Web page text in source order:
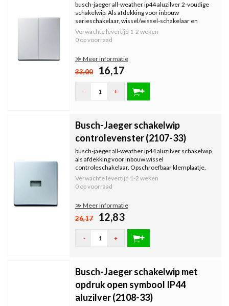
busch-jaeger all-weather ip44 aluzilver 2-voudige
schakelwip. Als afdekking voor inbouw
serieschakelaar, wissel/wissel-schakelaar en
dubbele impulsdrukkers.
Verwachte levertijd 1-2 weken
0 op voorraad
≫ Meer informatie
33,00 16,17
- +
Busch-Jaeger schakelwip
controlevenster (2107-33)
busch-jaeger all-weather ip44 aluzilver schakelwip
als afdekking voor inbouw wissel
controleschakelaar. Opschroefbaar klemplaatje.
Levering met afdichtingsring IP44.
Verwachte levertijd 1-2 weken
0 op voorraad
≫ Meer informatie
26,17 12,83
- +
Busch-Jaeger schakelwip met
opdruk open symbool IP44
aluzilver (2108-33)